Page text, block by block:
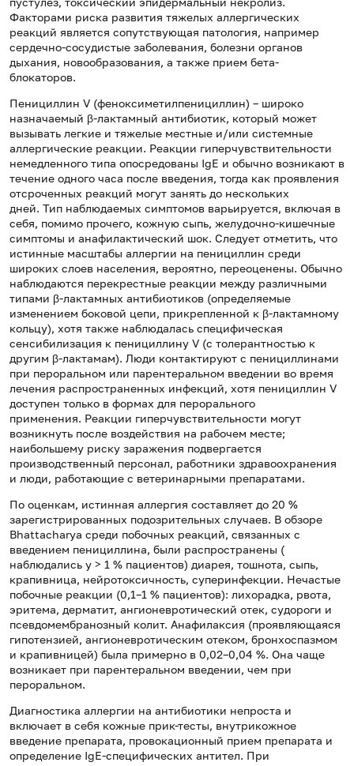
Факторами риска развития тяжелых аллергических
реакций является сопутствующая патология, например
сердечно-сосудистые заболевания, болезни органов
дыхания, новообразования, а также прием бета-
блокаторов.
Пенициллин V (феноксиметилпенициллин) – широко
назначаемый β-лактамный антибиотик, который может
вызывать легкие и тяжелые местные и/или системные
аллергические реакции. Реакции гиперчувствительности
немедленного типа опосредованы IgE и обычно возникают в
течение одного часа после введения, тогда как проявления
отсроченных реакций могут занять до нескольких
дней. Тип наблюдаемых симптомов варьируется, включая в
себя, помимо прочего, кожную сыпь, желудочно-кишечные
симптомы и анафилактический шок. Следует отметить, что
истинные масштабы аллергии на пенициллин среди
широких слоев населения, вероятно, переоценены. Обычно
наблюдаются перекрестные реакции между различными
типами β-лактамных антибиотиков (определяемые
изменением боковой цепи, прикрепленной к β-лактамному
кольцу), хотя также наблюдалась специфическая
сенсибилизация к пенициллину V (с толерантностью к
другим β-лактамам). Люди контактируют с пенициллинами
при пероральном или парентеральном введении во время
лечения распространенных инфекций, хотя пенициллин V
доступен только в формах для перорального
применения. Реакции гиперчувствительности могут
возникнуть после воздействия на рабочем месте;
наибольшему риску заражения подвергается
производственный персонал, работники здравоохранения
и люди, работающие с ветеринарными препаратами.
По оценкам, истинная аллергия составляет до 20 %
зарегистрированных подозрительных случаев. В обзоре
Bhattacharya среди побочных реакций, связанных с
введением пенициллина, были распространены (
наблюдались у > 1 % пациентов) диарея, тошнота, сыпь,
крапивница, нейротоксичность, суперинфекции. Нечастые
побочные реакции (0,1–1 % пациентов): лихорадка, рвота,
эритема, дерматит, ангионевротический отек, судороги и
псевдомембранозный колит. Анафилаксия (проявляющаяся
гипотензией, ангионевротическим отеком, бронхоспазмом
и крапивницей) была примерно в 0,02–0,04 %. Она чаще
возникает при парентеральном введении, чем при
пероральном.
Диагностика аллергии на антибиотики непроста и
включает в себя кожные прик-тесты, внутрикожное
введение препарата, провокационный прием препарата и
определение IgE-специфических антител. При